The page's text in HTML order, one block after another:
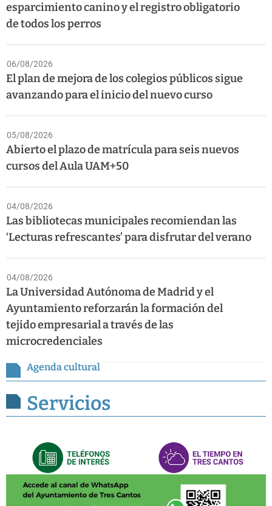
esparcimiento canino y el registro obligatorio
de todos los perros
06/08/2026
El plan de mejora de los colegios públicos sigue
avanzando para el inicio del nuevo curso
05/08/2026
Abierto el plazo de matrícula para seis nuevos
cursos del Aula UAM+50
04/08/2026
Las bibliotecas municipales recomiendan las
‘Lecturas refrescantes’ para disfrutar del verano
04/08/2026
La Universidad Autónoma de Madrid y el
Ayuntamiento reforzarán la formación del
tejido empresarial a través de las
microcredenciales
Agenda cultural
Servicios